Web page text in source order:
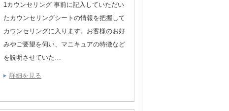
1カウンセリング 事前に記入していただい
たカウンセリングシートの情報を把握して
カウンセリングに入ります。お客様のお好
みやご要望を伺い、マニキュアの特徴など
を説明させていた…
詳細を見る